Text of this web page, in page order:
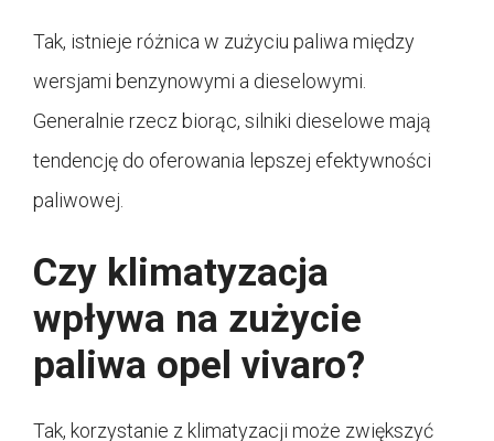
Tak, istnieje różnica w zużyciu paliwa między
wersjami benzynowymi a dieselowymi.
Generalnie rzecz biorąc, silniki dieselowe mają
tendencję do oferowania lepszej efektywności
paliwowej.
Czy klimatyzacja
wpływa na zużycie
paliwa opel vivaro?
Tak, korzystanie z klimatyzacji może zwiększyć